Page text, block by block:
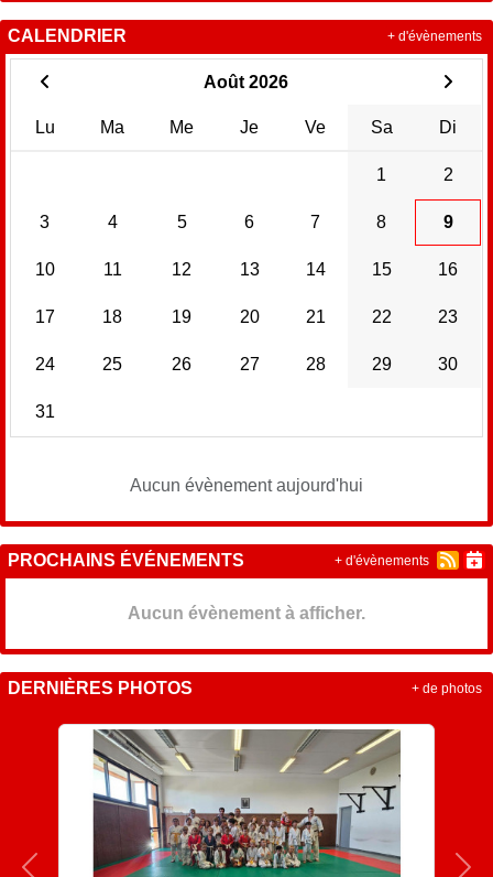
CALENDRIER
Août 2026
Lu Ma Me Je Ve Sa Di
1 2
3 4 5 6 7 8 9
10 11 12 13 14 15 16
17 18 19 20 21 22 23
24 25 26 27 28 29 30
31
Aucun évènement aujourd'hui
+ d'évènements
PROCHAINS ÉVÉNEMENTS
Aucun évènement à afficher.
+ d'évènements
DERNIÈRES PHOTOS + de photos